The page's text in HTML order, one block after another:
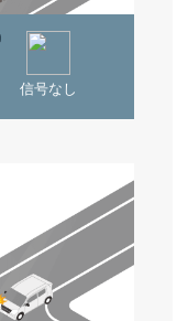
信号なし